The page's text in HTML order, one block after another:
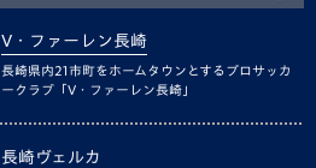
V・ファーレン長崎
長崎県内21市町をホームタウンとするプロサッカ
ークラブ「V・ファーレン長崎」
長崎ヴェルカ